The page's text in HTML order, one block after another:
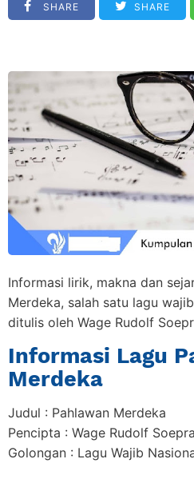
SHARE SHARE
Informasi lirik, makna dan
Merdeka, salah satu lagu
ditulis oleh Wage Rudolf
Informasi Lagu
Merdeka
Judul : Pahlawan Merdeka
Pencipta : Wage Rudolf
Golongan : Lagu Wajib